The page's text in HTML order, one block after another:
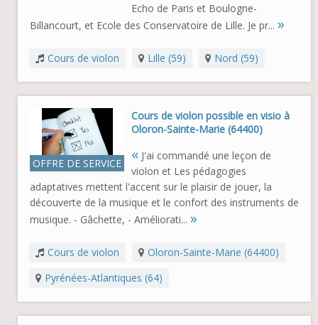
Echo de Paris et Boulogne-
Billancourt, et Ecole des Conservatoire de Lille. Je pr... »
Cours de violon Lille (59) Nord (59)
OFFRE DE SERVICE
Cours de violon possible en visio à
Oloron-Sainte-Marie (64400)
« J'ai commandé une leçon de
violon et Les pédagogies
adaptatives mettent l'accent sur le plaisir de jouer, la
découverte de la musique et le confort des instruments de
musique. - Gâchette, - Améliorati... »
Cours de violon
Oloron-Sainte-Marie (64400)
Pyrénées-Atlantiques (64)